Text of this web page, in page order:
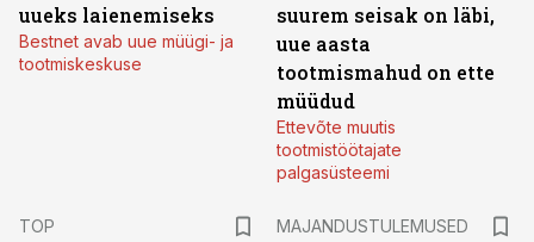
uueks laienemiseks
Bestnet avab uue müügi- ja
tootmiskeskuse
suurem seisak on läbi,
uue aasta
tootmismahud on ette
müüdud
Ettevõte muutis
tootmistöötajate
palgasüsteemi
TOP
MAJANDUSTULEMUSED